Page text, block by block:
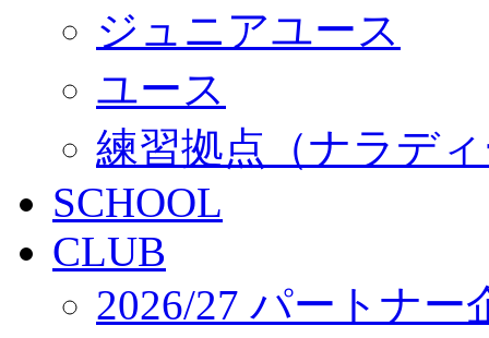
ジュニアユース
ユース
練習拠点（ナラデ
SCHOOL
CLUB
2026/27 パートナー